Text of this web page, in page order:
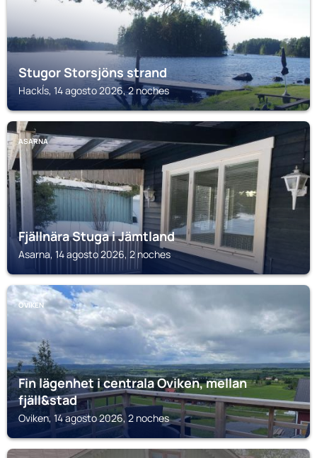
Stugor Storsjöns strand
Hackĺs, 14 agosto 2026, 2 noches
ASARNA
Fjällnära Stuga i Jämtland
Asarna, 14 agosto 2026, 2 noches
OVIKEN
Fin lägenhet i centrala Oviken, mellan
fjäll&stad
Oviken, 14 agosto 2026, 2 noches